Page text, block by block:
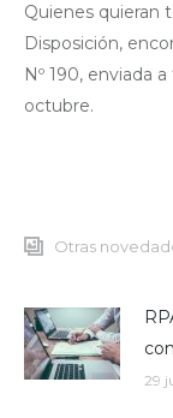
Quienes quieran
Disposición,
Nº 190, enviada
octubre.
Otras
29